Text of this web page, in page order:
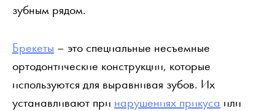
зубным рядом.
Брекеты – это специальные несъемные
ортодонтические конструкции, которые
используются для выравнивая зубов. Их
устанавливают при нарушениях прикуса или